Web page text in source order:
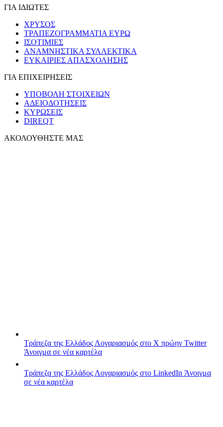
ΓΙΑ ΙΔΙΩΤΕΣ
ΧΡΥΣΟΣ
ΤΡΑΠΕΖΟΓΡΑΜΜΑΤΙΑ ΕΥΡΩ
ΙΣΟΤΙΜΙΕΣ
ΑΝΑΜΝΗΣΤΙΚΑ ΣΥΛΛΕΚΤΙΚΑ
ΕΥΚΑΙΡΙΕΣ ΑΠΑΣΧΟΛΗΣΗΣ
ΓΙΑ ΕΠΙΧΕΙΡΗΣΕΙΣ
ΥΠΟΒΟΛΗ ΣΤΟΙΧΕΙΩΝ
ΑΔΕΙΟΔΟΤΗΣΕΙΣ
ΚΥΡΩΣΕΙΣ
DIREQT
ΑΚΟΛΟΥΘΗΣΤΕ ΜΑΣ
Τράπεζα της Ελλάδος Λογαριασμός στο X πρώην Twitter
Άνοιγμα σε νέα καρτέλα
Τράπεζα της Ελλάδος Λογαριασμός στο LinkedIn Άνοιγμα
σε νέα καρτέλα